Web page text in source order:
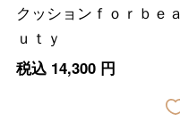
クッションｆｏｒｂｅａ
ｕｔｙ
税込 14,300円